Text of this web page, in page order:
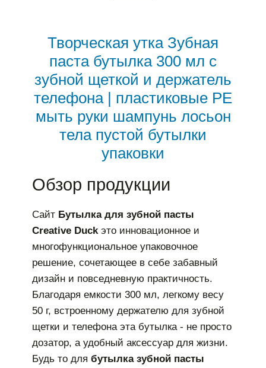
Творческая утка Зубная
паста бутылка 300 мл с
зубной щеткой и держатель
телефона | пластиковые PE
мыть руки шампунь лосьон
тела пустой бутылки
упаковки
Обзор продукции
Сайт Бутылка для зубной пасты
Creative Duckэто инновационное и
многофункциональное упаковочное
решение, сочетающее в себе забавный
дизайн и повседневную практичность.
Благодаря емкости 300 мл, легкому весу
50 г, встроенному держателю для зубной
щетки и телефона эта бутылка - не просто
дозатор, а удобный аксессуар для жизни.
Будь то для бутылка зубной пасты